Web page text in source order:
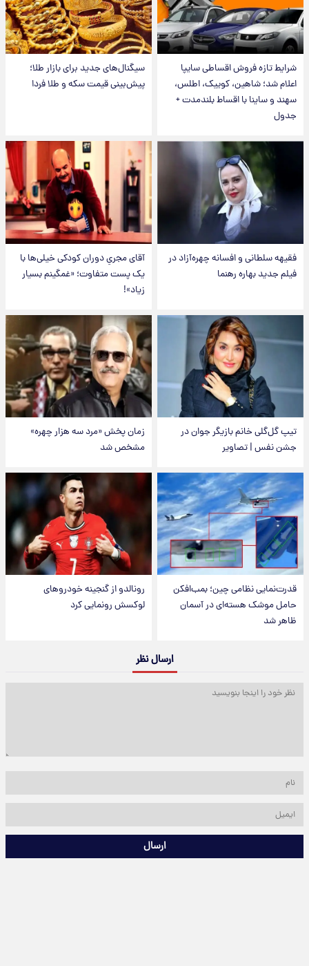
شرایط تازه فروش اقساطی سایپا
اعلام شد؛ شاهین، کوییک، اطلس،
سهند و ساینا با اقساط بلندمدت +
جدول
سیگنال‌های جدید برای بازار طلا؛
پیش‌بینی قیمت سکه و طلا فردا
فقیهه سلطانی و افسانه چهره‌آزاد در
فیلم جدید بهاره رهنما
آقای مجریِ دوران کودکی خیلی‌ها با
یک پست متفاوت؛ «غمگینم بسیار
زیاد»!
تیپ گل‌گلی خانم بازیگر جوان در
جشن نفس | تصاویر
زمان پخش «مرد سه هزار چهره»
مشخص شد
قدرت‌نمایی نظامی چین؛ بمب‌افکن
حامل موشک هسته‌ای در آسمان
ظاهر شد
رونالدو از گنجینه خودروهای
لوکسش رونمایی کرد
ارسال نظر
ارسال